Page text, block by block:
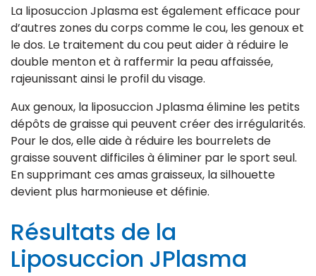
La liposuccion Jplasma est également efficace pour
d’autres zones du corps comme le cou, les genoux et
le dos. Le traitement du cou peut aider à réduire le
double menton et à raffermir la peau affaissée,
rajeunissant ainsi le profil du visage.
Aux genoux, la liposuccion Jplasma élimine les petits
dépôts de graisse qui peuvent créer des irrégularités.
Pour le dos, elle aide à réduire les bourrelets de
graisse souvent difficiles à éliminer par le sport seul.
En supprimant ces amas graisseux, la silhouette
devient plus harmonieuse et définie.
Résultats de la
Liposuccion JPlasma